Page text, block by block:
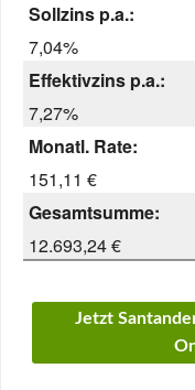
Sollzins p.a.:
7,04%
Effektivzins p.a.:
7,27%
Monatl. Rate:
151,11 €
Gesamtsumme:
12.693,24 €
Jetzt